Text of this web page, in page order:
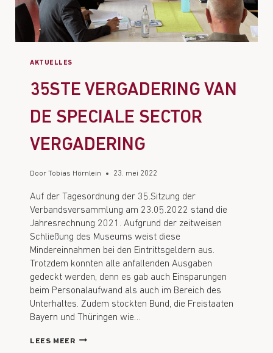
AKTUELLES
35STE VERGADERING VAN
DE SPECIALE SECTOR
VERGADERING
Door Tobias Hörnlein 23. mei 2022
Auf der Tagesordnung der 35.Sitzung der
Verbandsversammlung am 23.05.2022 stand die
Jahresrechnung 2021. Aufgrund der zeitweisen
Schließung des Museums weist diese
Mindereinnahmen bei den Eintrittsgeldern aus.
Trotzdem konnten alle anfallenden Ausgaben
gedeckt werden, denn es gab auch Einsparungen
beim Personalaufwand als auch im Bereich des
Unterhaltes. Zudem stockten Bund, die Freistaaten
Bayern und Thüringen wie…
LEES MEER